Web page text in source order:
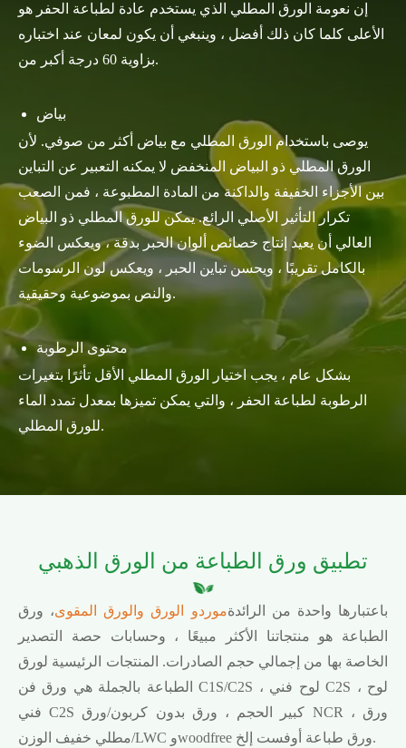
إن نعومة الورق المطلي الذي يستخدم عادة لطباعة الحفر هو
الأعلى كلما كان ذلك أفضل ، وينبغي أن يكون لمعان عند اختباره
بزاوية 60 درجة أكبر من.
بياض
يوصى باستخدام الورق المطلي مع بياض أكثر من صوفي. لأن
الورق المطلي ذو البياض المنخفض لا يمكنه التعبير عن التباين
بين الأجزاء الخفيفة والداكنة من المادة المطبوعة ، فمن الصعب
تكرار التأثير الأصلي الرائع. يمكن للورق المطلي ذو البياض
العالي أن يعيد إنتاج خصائص ألوان الحبر بدقة ، ويعكس الضوء
بالكامل تقريبًا ، ويحسن تباين الحبر ، ويعكس لون الرسومات
والنص بموضوعية وحقيقية.
محتوى الرطوبة
بشكل عام ، يجب اختيار الورق المطلي الأقل تأثرًا بتغيرات
الرطوبة لطباعة الحفر ، والتي يمكن تميزها بمعدل تمدد الماء
للورق المطلي.
تطبيق ورق الطباعة من الورق الذهبي
باعتبارها واحدة من الرائدةموردو الورق والورق المقوى، ورق
الطباعة هو منتجاتنا الأكثر مبيعًا ، وحسابات حصة التصدير
الخاصة بها من إجمالي حجم الصادرات. المنتجات الرئيسية لورق
الطباعة بالجملة هي ورق فن C1S/C2S ، لوح فني C2S ، لوح
فني C2S كبير الحجم ، ورق بدون كربون/ورق NCR ، ورق
مطلي خفيف الوزن/LWC وwoodfree ورق طباعة أوفست إلخ.